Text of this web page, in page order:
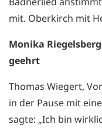
mit. Oberkirch mit
Monika
geehrt
Thomas Wiegert,
in der Pause mit
sagte: „Ich bin